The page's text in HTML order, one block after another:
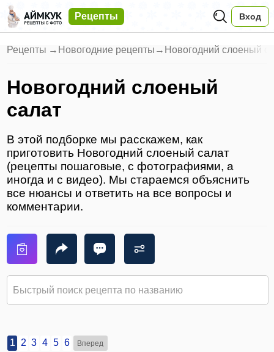
Рецепты Вход
Рецепты → Новогодние рецепты → Новогодний слоеный
Новогодний слоеный
салат
В этой подборке мы расскажем, как
приготовить Новогодний слоеный салат
(рецепты пошаговые, с фотографиями, а
иногда и с видео). Мы стараемся объяснить
все нюансы и ответить на все вопросы и
комментарии.
1 2 3 4 5 6 Вперед